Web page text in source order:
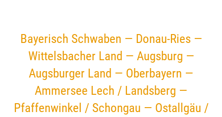
Bayerisch Schwaben — Donau-Ries —
Wittelsbacher Land — Augsburg —
Augsburger Land — Oberbayern —
Ammersee Lech / Landsberg —
Pfaffenwinkel / Schongau — Ostallgäu /